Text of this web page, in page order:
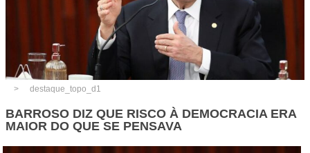
destaque_topo_d1
BARROSO DIZ QUE RISCO À DEMOCRACIA ERA
MAIOR DO QUE SE PENSAVA